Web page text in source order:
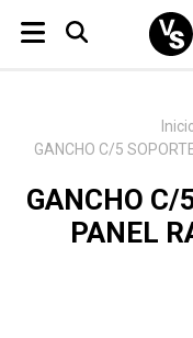
GANCHO C/5
GANCHO C/
PANEL